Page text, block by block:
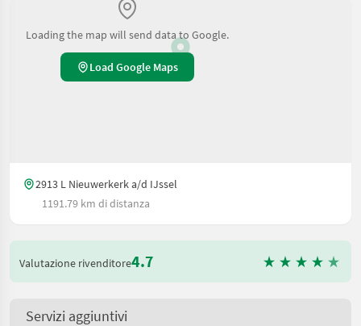
Loading the map will send data to Google.
Load Google Maps
2913 L Nieuwerkerk a/d IJssel
1191.79 km di distanza
Valutazione rivenditore4.7
Servizi aggiuntivi